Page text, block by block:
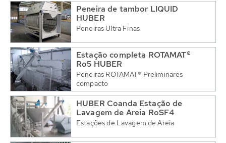
Peneira de tambor LIQUID
HUBER
Peneiras Ultra Finas
Estação completa ROTAMAT®
Ro5 HUBER
Peneiras ROTAMAT® Preliminares
compacto
HUBER Coanda Estação de
Lavagem de Areia RoSF4
Estações de Lavagem de Areia